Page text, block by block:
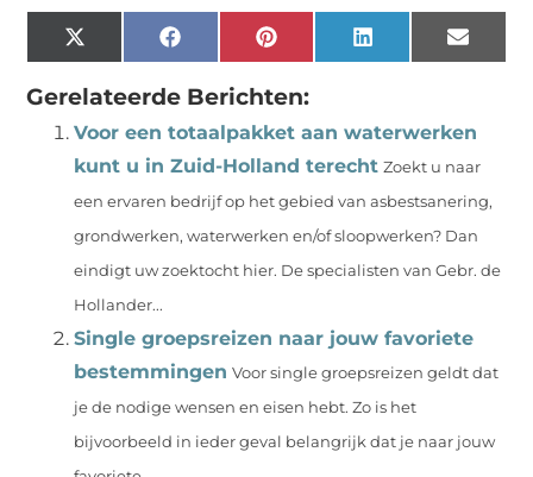
X
(Twitter)
FacebookPinterest LinkedIn Email
Gerelateerde Berichten:
Voor een totaalpakket aan waterwerken
kunt u in Zuid-Holland terecht Zoekt u naar
een ervaren bedrijf op het gebied van asbestsanering,
grondwerken, waterwerken en/of sloopwerken? Dan
eindigt uw zoektocht hier. De specialisten van Gebr. de
Hollander...
Single groepsreizen naar jouw favoriete
bestemmingen Voor single groepsreizen geldt dat
je de nodige wensen en eisen hebt. Zo is het
bijvoorbeeld in ieder geval belangrijk dat je naar jouw